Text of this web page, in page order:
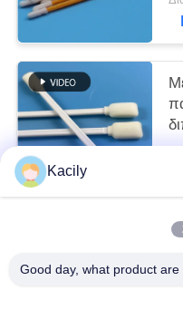
Kacily
Good day, what product